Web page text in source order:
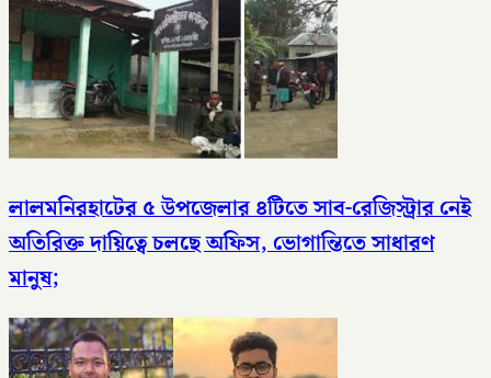
লালমনিরহাটের ৫ উপজেলার ৪টিতে সাব-রেজিস্ট্রার নেই
অতিরিক্ত দায়িত্বে চলছে অফিস, ভোগান্তিতে সাধারণ
মানুষ;